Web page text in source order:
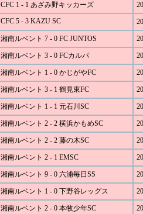
CFC 1 - 1 あざみ野キッカーズ
CFC 5 - 3 KAZU SC
湘南ルベント 7 - 0 FC JUNTOS
湘南ルベント 3 - 0 FCカルパ
湘南ルベント 1 - 0 かじがやFC
湘南ルベント 3 - 1 鶴見東FC
湘南ルベント 1 - 1 元石川SC
湘南ルベント 2 - 2 横浜かもめSC
湘南ルベント 2 - 2 藤の木SC
湘南ルベント 2 - 1 EMSC
湘南ルベント 9 - 0 六浦毎日SS
湘南ルベント 1 - 0 下野谷レッグス
湘南ルベント 2 - 0 本牧少年SC